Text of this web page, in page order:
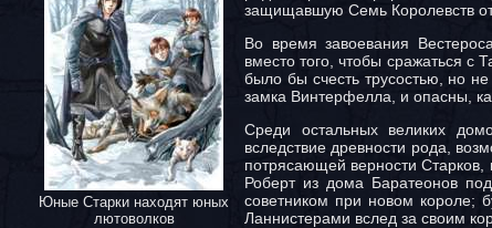
Юные Старки находят юных
лютоволков
защищавшую Семь Королевств
Во время завоевания
вместо того, чтобы сражаться с
было бы счесть трусостью, но
замка Винтерфелла, и опасны,
Среди остальных великих
вследствие древности рода,
потрясающей верности
Роберт из дома Баратеонов
советником при новом короле;
Ланнистерами вслед за своим